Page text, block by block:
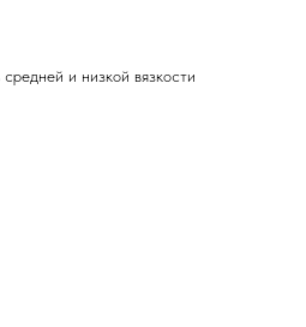
и низкой вязкости